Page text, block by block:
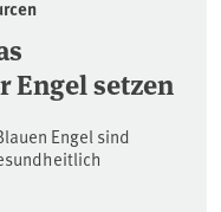
Engel setzen
Engel sind